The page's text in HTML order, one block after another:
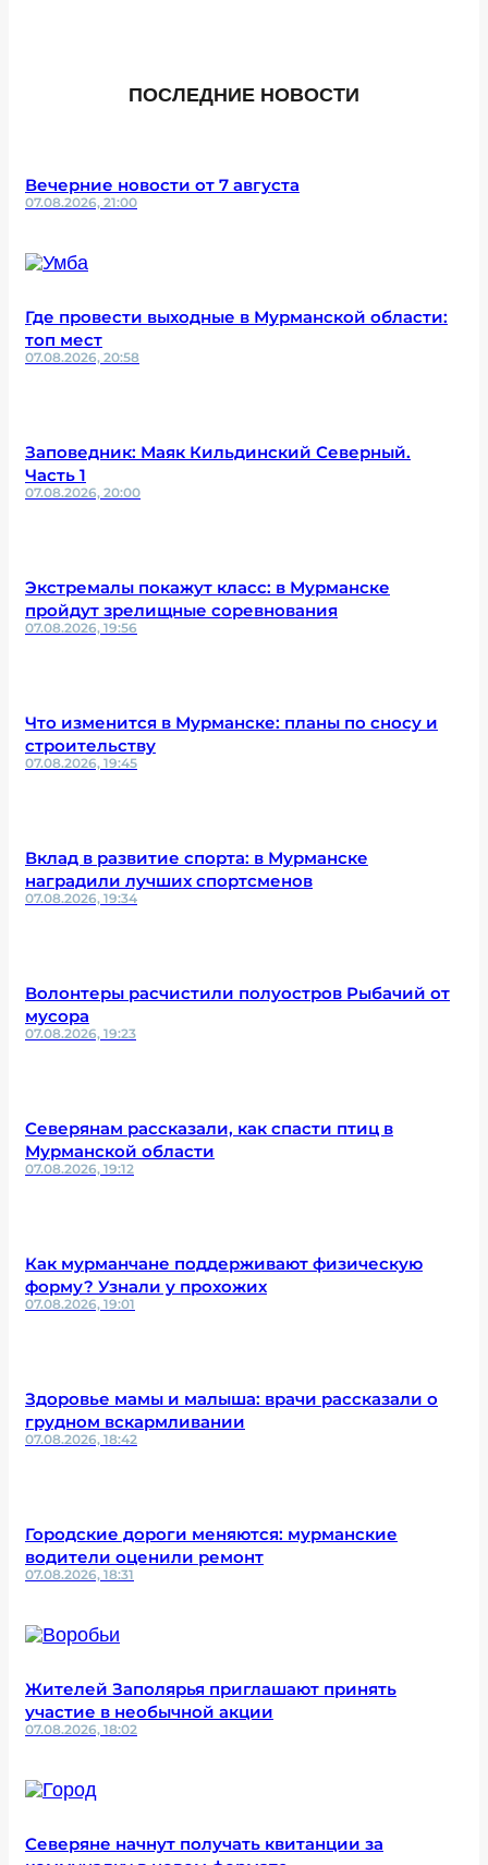
ПОСЛЕДНИЕ НОВОСТИ
Вечерние новости от 7 августа
07.08.2026, 21:00
Где провести выходные в Мурманской области:
топ мест
07.08.2026, 20:58
Заповедник: Маяк Кильдинский Северный.
Часть 1
07.08.2026, 20:00
Экстремалы покажут класс: в Мурманске
пройдут зрелищные соревнования
07.08.2026, 19:56
Что изменится в Мурманске: планы по сносу и
строительству
07.08.2026, 19:45
Вклад в развитие спорта: в Мурманске
наградили лучших спортсменов
07.08.2026, 19:34
Волонтеры расчистили полуостров Рыбачий от
мусора
07.08.2026, 19:23
Северянам рассказали, как спасти птиц в
Мурманской области
07.08.2026, 19:12
Как мурманчане поддерживают физическую
форму? Узнали у прохожих
07.08.2026, 19:01
Здоровье мамы и малыша: врачи рассказали о
грудном вскармливании
07.08.2026, 18:42
Городские дороги меняются: мурманские
водители оценили ремонт
07.08.2026, 18:31
Жителей Заполярья приглашают принять
участие в необычной акции
07.08.2026, 18:02
Северяне начнут получать квитанции за